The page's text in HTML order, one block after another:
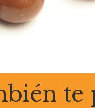
te